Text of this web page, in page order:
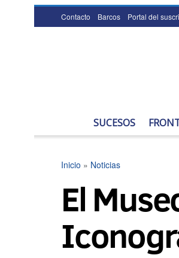
Contacto Barcos Portal del
SUCESOS
Inicio » Noticias
El